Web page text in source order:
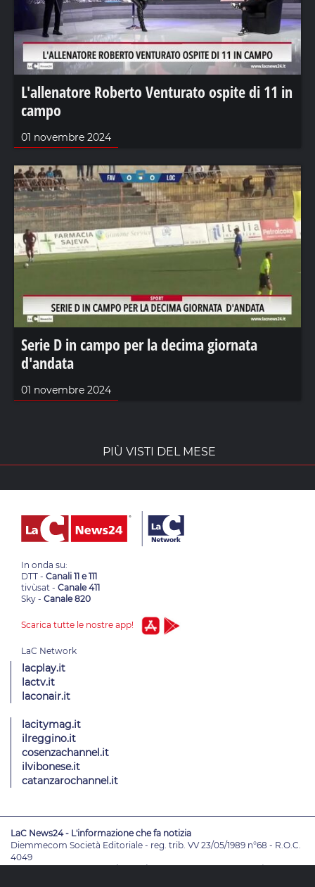
L'allenatore Roberto Venturato ospite di 11 in
campo
01 novembre 2024
Serie D in campo per la decima giornata
d'andata
01 novembre 2024
PIÙ VISTI DEL MESE
In onda su:
DTT - Canali 11 e 111
tivùsat - Canale 411
Sky - Canale 820
Scarica tutte le nostre app!
lacplay.it
lactv.it
laconair.it
lacitymag.it
ilreggino.it
cosenzachannel.it
ilvibonese.it
catanzarochannel.it
LaC News24 - L'informazione che fa notizia
Diemmecom Società Editoriale - reg. trib. VV 23/05/1989 n°68 - R.O.C.
4049
Direttore ResponsabileAlessandro Russo- VicedirettoriEnrico De